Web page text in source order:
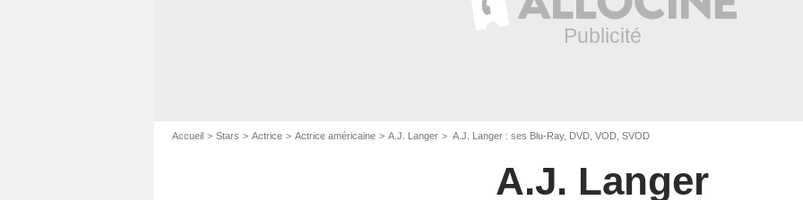
Accueil Stars Actrice Actrice américaine A.J. Langer A.J. Langer : ses Blu-Ray, DVD, VOD, SVOD
A.J. Langer